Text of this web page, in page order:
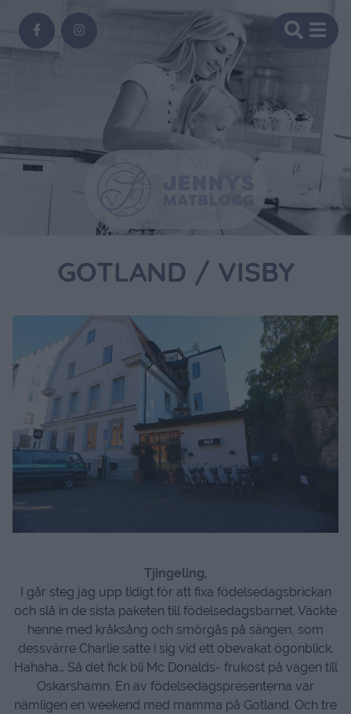
GOTLAND / VISBY
Tjingeling,
I går steg jag upp tidigt för att fixa födelsedagsbrickan
och slå in de sista paketen till födelsedagsbarnet. Väckte
henne med kråksång och smörgås på sängen, som
dessvärre Charlie satte i sig vid ett obevakat ögonblick.
Hahaha… Så det fick bli Mc Donalds- frukost på vägen till
Oskarshamn. En av födelsedagspresenterna var
nämligen en weekend med mamma på Gotland. Och tre